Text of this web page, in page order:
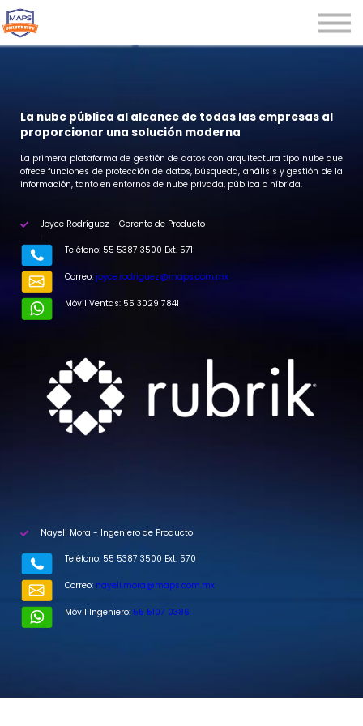
Seminarios
Iniciar sesión
La nube pública al alcance de todas las empresas al
proporcionar una solución moderna
La primera plataforma de gestión de datos con arquitectura tipo nube que
ofrece funciones de protección de datos, búsqueda, análisis y gestión de la
información, tanto en entornos de nube privada, pública o híbrida.
Joyce Rodríguez - Gerente de Producto
Teléfono: 55 5387 3500 Ext. 571
Correo: joyce.rodriguez@maps.com.mx
Móvil Ventas: 55 3029 7841
Nayeli Mora - Ingeniero de Producto
Teléfono: 55 5387 3500 Ext. 570
Correo: nayeli.mora@maps.com.mx
Móvil Ingeniero: 55 5107 0386